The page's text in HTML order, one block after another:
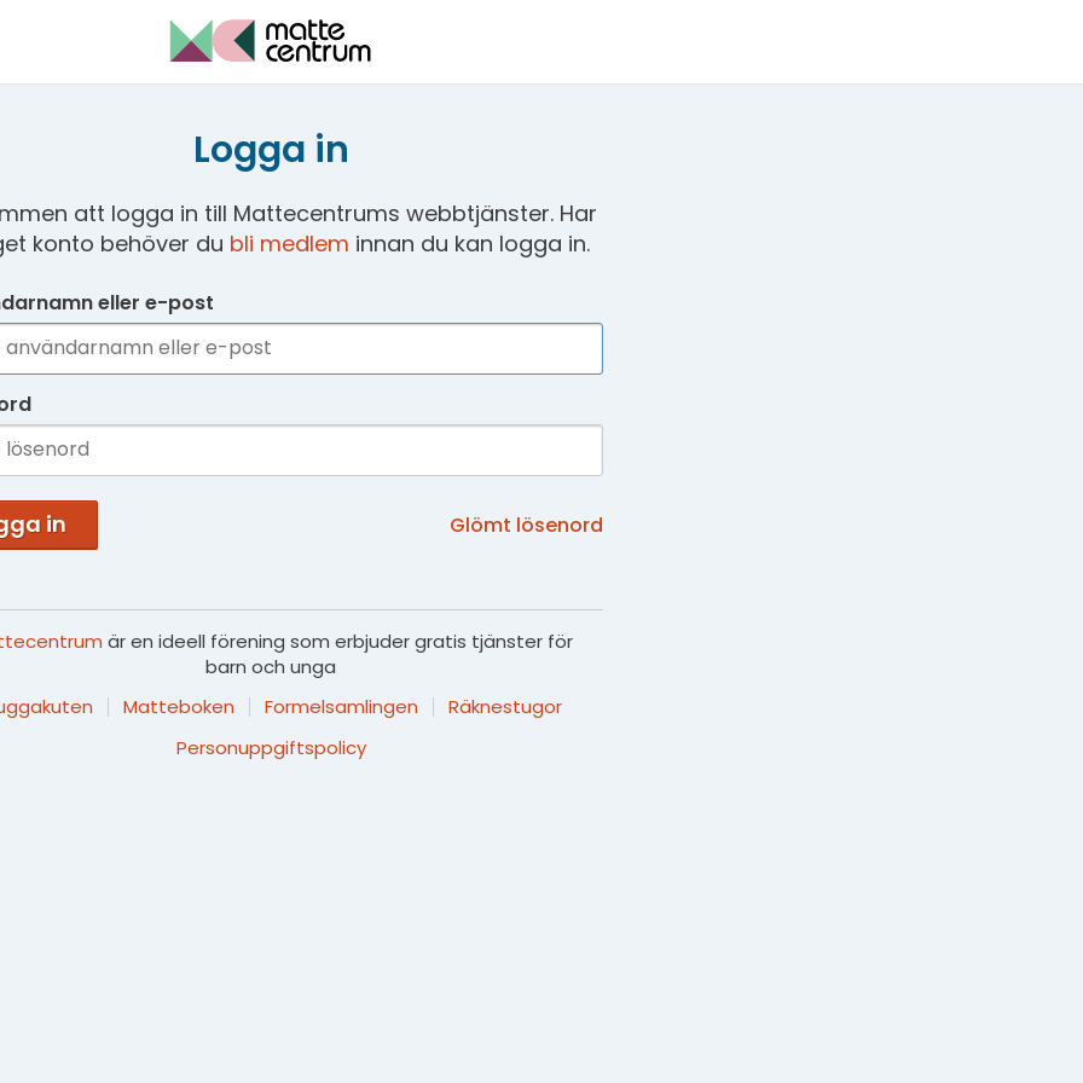
Logga in
att logga in till Mattecentrums webbtjänster. Har
konto behöver du bli medlem innan du kan logga in.
eller e-post
in Glömt lösenord
är en ideell förening som erbjuder gratis tjänster för
barn och unga
Matteboken Formelsamlingen
Räknestugor
Personuppgiftspolicy